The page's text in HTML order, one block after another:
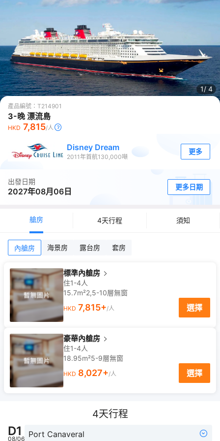
1/4
產品編號： T214901
3-晚 漂流島
HKD 7,815/人
Disney Dream
2011年首航130,000噸
更多
出發日期
2027年08月06日 更多日期
艙房 4天行程 須知
內艙房 海景房 露台房 套房
標準內艙房
住1-4人
15.7m²2,5-10層無窗
HKD 7,815+/人 選擇
豪華內艙房
住1-4人
18.95m²5-9層無窗
HKD 8,027+/人 選擇
4天行程
D1
08/06 Port Canaveral